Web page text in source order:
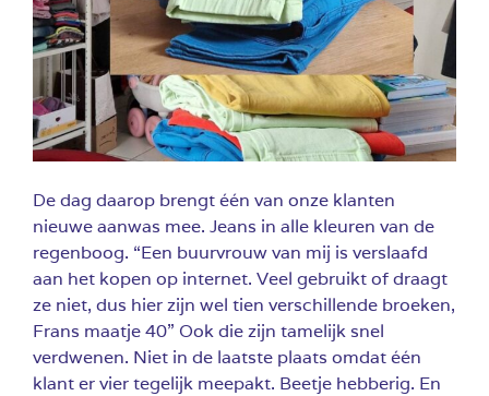
De dag daarop brengt één van onze klanten
nieuwe aanwas mee. Jeans in alle kleuren van de
regenboog. “Een buurvrouw van mij is verslaafd
aan het kopen op internet. Veel gebruikt of draagt
ze niet, dus hier zijn wel tien verschillende broeken,
Frans maatje 40” Ook die zijn tamelijk snel
verdwenen. Niet in de laatste plaats omdat één
klant er vier tegelijk meepakt. Beetje hebberig. En